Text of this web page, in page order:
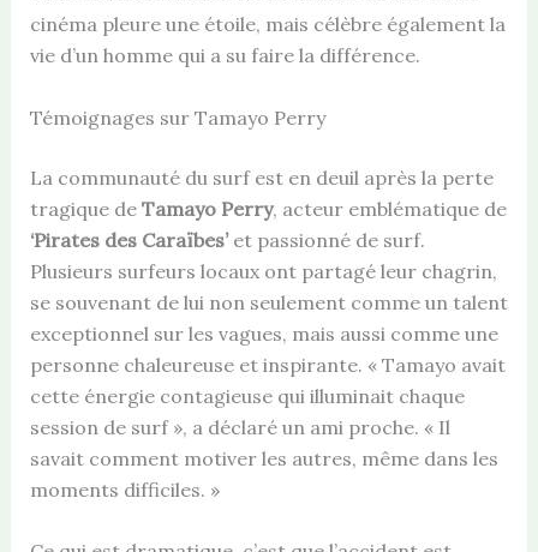
cinéma pleure une étoile, mais célèbre également la
vie d’un homme qui a su faire la différence.
Témoignages sur Tamayo Perry
La communauté du surf est en deuil après la perte
tragique de Tamayo Perry, acteur emblématique de
‘Pirates des Caraïbes’et passionné de surf.
Plusieurs surfeurs locaux ont partagé leur chagrin,
se souvenant de lui non seulement comme un talent
exceptionnel sur les vagues, mais aussi comme une
personne chaleureuse et inspirante. « Tamayo avait
cette énergie contagieuse qui illuminait chaque
session de surf », a déclaré un ami proche. « Il
savait comment motiver les autres, même dans les
moments difficiles. »